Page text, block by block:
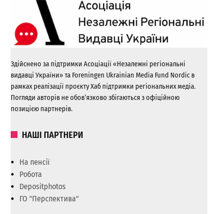
Здійснено за підтримки Асоціації «Незалежні регіональні
видавці України» та Foreningen Ukrainian Media Fund Nordic в
рамках реалізації проєкту Хаб підтримки регіональних медіа.
Погляди авторів не обов’язково збігаються з офіційною
позицією партнерів.
НАШІ ПАРТНЕРИ
На пенсії
Робота
Depositphotos
ГО "Перспектива"